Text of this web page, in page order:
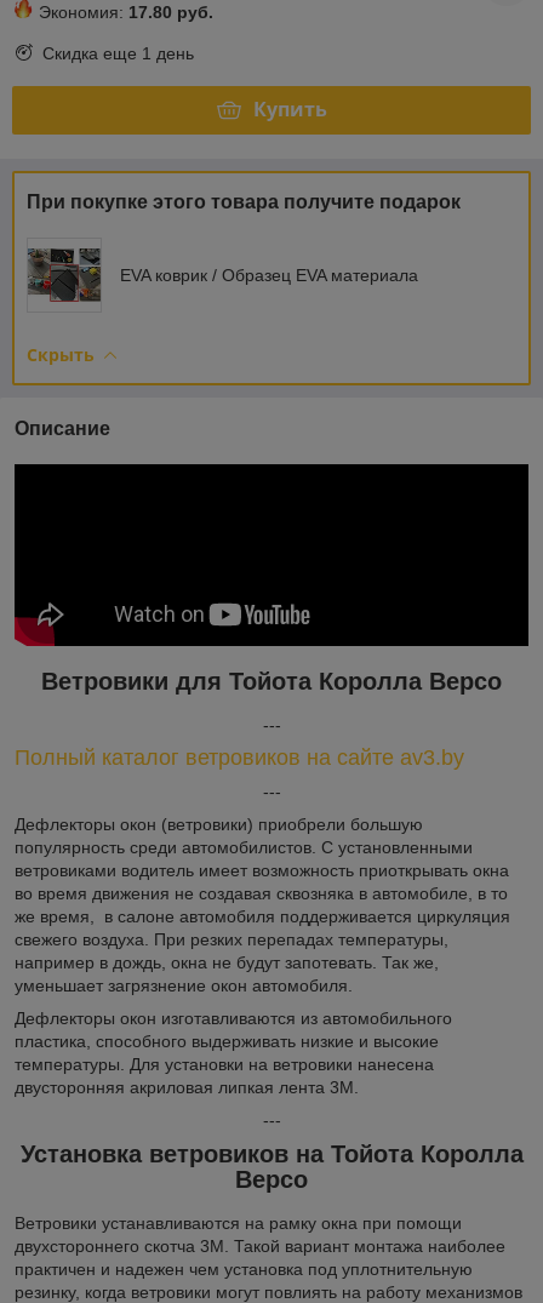
Экономия: 17.80 руб.
Скидка еще 1 день
Купить
При покупке этого товара получите подарок
EVA коврик / Образец EVA материала
Скрыть
Описание
Ветровики для Тойота Королла Версо
---
Полный каталог ветровиков на сайте av3.by
---
Дефлекторы окон (ветровики) приобрели большую
популярность среди автомобилистов. С установленными
ветровиками водитель имеет возможность приоткрывать окна
во время движения не создавая сквозняка в автомобиле, в то
же время, в салоне автомобиля поддерживается циркуляция
свежего воздуха. При резких перепадах температуры,
например в дождь, окна не будут запотевать. Так же,
уменьшает загрязнение окон автомобиля.
Дефлекторы окон изготавливаются из автомобильного
пластика, способного выдерживать низкие и высокие
температуры. Для установки на ветровики нанесена
двусторонняя акриловая липкая лента 3М.
---
Установка ветровиков на Тойота Королла
Версо
Ветровики устанавливаются на рамку окна при помощи
двухстороннего скотча 3М. Такой вариант монтажа наиболее
практичен и надежен чем установка под уплотнительную
резинку, когда ветровики могут повлиять на работу механизмов